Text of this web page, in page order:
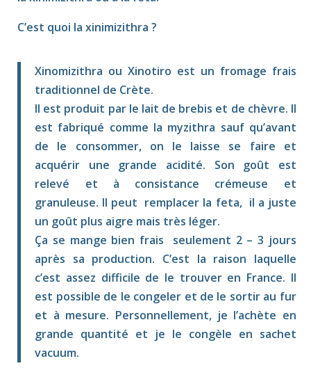
C’est quoi la xinimizithra ?
Xinomizithra ou Xinotiro est un fromage frais
traditionnel de Crète.
Il est produit par le lait de brebis et de chèvre. Il
est fabriqué comme la myzithra sauf qu’avant
de le consommer, on le laisse se faire et
acquérir une grande acidité. Son goût est
relevé et à consistance crémeuse et
granuleuse. Il peut remplacer la feta, il a juste
un goût plus aigre mais très léger.
Ça se mange bien frais seulement 2 – 3 jours
après sa production. C’est la raison laquelle
c’est assez difficile de le trouver en France. Il
est possible de le congeler et de le sortir au fur
et à mesure. Personnellement, je l’achète en
grande quantité et je le congèle en sachet
vacuum.